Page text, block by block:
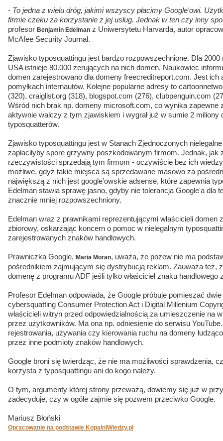
- To jedna z wielu dróg, jakimi wszyscy płacimy Google'owi.
firmie czeku za korzystanie z jej usług. Jednak w ten czy inny
profesor Benjamin Edelman z Uniwersytetu Harvarda, autor
McAfee Security Journal.
Zjawisko typosquattingu jest bardzo rozpowszechnione. Dla
USA istnieje 80.000 żerujących na nich domen. Naukowiec
domen zarejestrowano dla domeny freecreditreport.com. Jest ich
pomyłkach internautów. Kolejne popularne adresy to
(320), craiglist.org (318), blogspot.com (276), clubpenguin.com
Wśród nich brak np. domeny microsoft.com, co wynika zapewne
aktywnie walczy z tym zjawiskiem i wygrał już w sumie 2 miliony
typosquatterów.
Zjawisko typosquattingu jest w Stanach Zjednoczonych
zapłaciłyby spore grzywny poszkodowanym firmom. Jednak, jak
rzeczywistości sprzedają tym firmom - oczywiście bez ich
możliwe, gdyż takie miejsca są sprzedawane masowo za
największą z nich jest google'owskie adsense, które zapewnia
Edelman stawia sprawę jasno, gdyby nie tolerancja Google'a dla
znacznie mniej rozpowszechniony.
Edelman wraz z prawnikami reprezentującymi właścicieli domen
zbiorowy, oskarżając koncern o pomoc w nielegalnym
zarejestrowanych znaków handlowych.
Prawniczka Google, Maria Moran, uważa, że pozew nie ma
pośrednikiem zajmującym się dystrybucją reklam. Zauważa też,
domenę z programu ADF jeśli tylko właściciel znaku handlowego
Profesor Edelman odpowiada, że Google próbuje pomieszać
cybersquatting Consumer Protection Act i Digital Millenium
właścicieli witryn przed odpowiedzialnością za umieszczenie na
przez użytkowników. Ma ona np. odniesienie do serwisu
rejestrowania, używania czy kierowania ruchu na domeny
przez inne podmioty znaków handlowych.
Google broni się twierdząc, że nie ma możliwości sprawdzenia,
korzysta z typosquattingu ani do kogo należy.
O tym, argumenty której strony przeważą, dowiemy się już w
zadecyduje, czy w ogóle zajmie się pozwem przeciwko Google.
Mariusz Błoński
Opracowanie na podstawie KopalniWiedzy.pl